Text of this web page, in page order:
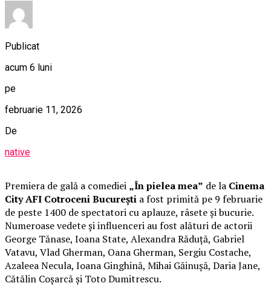
Publicat
acum 6 luni
pe
februarie 11, 2026
De
native
Premiera de gală a comediei „În pielea mea” de la Cinema
City AFI Cotroceni București a fost primită pe 9 februarie
de peste 1400 de spectatori cu aplauze, râsete și bucurie.
Numeroase vedete și influenceri au fost alături de actorii
George Tănase, Ioana State, Alexandra Răduță, Gabriel
Vatavu, Vlad Gherman, Oana Gherman, Sergiu Costache,
Azaleea Necula, Ioana Ginghină, Mihai Găinușă, Daria Jane,
Cătălin Coșarcă și Toto Dumitrescu.